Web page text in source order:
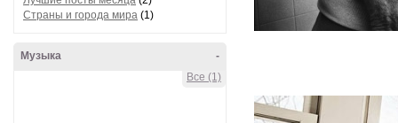
Страны и города мира (1)
-
Музыка
Все (1)